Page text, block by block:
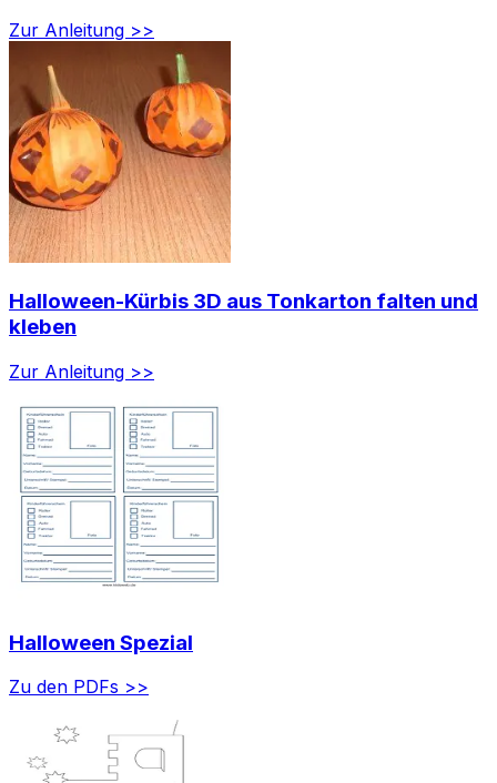
Zur Anleitung >>
Halloween-Kürbis 3D aus Tonkarton falten und
kleben
Zur Anleitung >>
Halloween Spezial
Zu den PDFs >>